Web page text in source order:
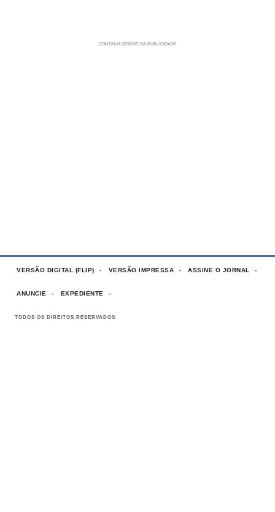
VERSÃO DIGITAL (FLIP) VERSÃO IMPRESSA ASSINE O JORNAL
ANUNCIE EXPEDIENTE
TODOS OS DIREITOS RESERVADOS